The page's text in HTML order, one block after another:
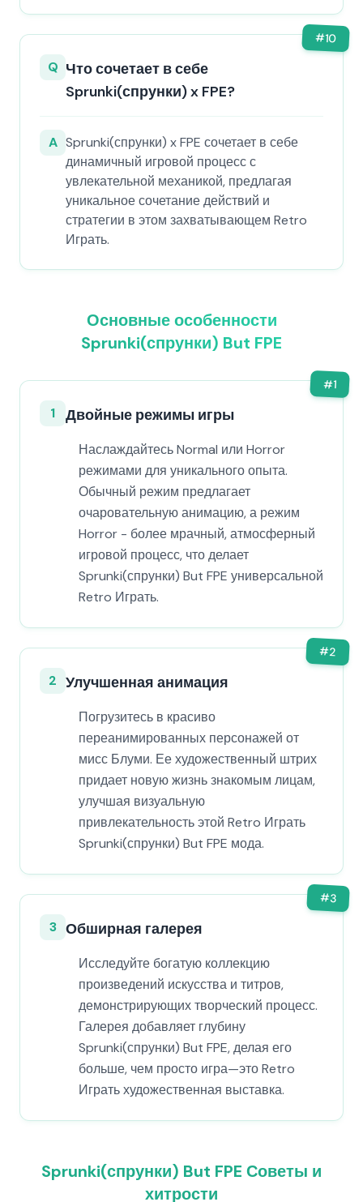
#10
Q Что сочетает в себе
Sprunki(спрунки) x FPE?
A Sprunki(спрунки) x FPE сочетает в себе
динамичный игровой процесс с
увлекательной механикой, предлагая
уникальное сочетание действий и
стратегии в этом захватывающем Retro
Играть.
Основные особенности
Sprunki(спрунки) But FPE
#1
1 Двойные режимы игры
Наслаждайтесь Normal или Horror
режимами для уникального опыта.
Обычный режим предлагает
очаровательную анимацию, а режим
Horror - более мрачный, атмосферный
игровой процесс, что делает
Sprunki(спрунки) But FPE универсальной
Retro Играть.
#2
2 Улучшенная анимация
Погрузитесь в красиво
переанимированных персонажей от
мисс Блуми. Ее художественный штрих
придает новую жизнь знакомым лицам,
улучшая визуальную
привлекательность этой Retro Играть
Sprunki(спрунки) But FPE мода.
#3
3 Обширная галерея
Исследуйте богатую коллекцию
произведений искусства и титров,
демонстрирующих творческий процесс.
Галерея добавляет глубину
Sprunki(спрунки) But FPE, делая его
больше, чем просто игра—это Retro
Играть художественная выставка.
Sprunki(спрунки) But FPE Советы и
хитрости